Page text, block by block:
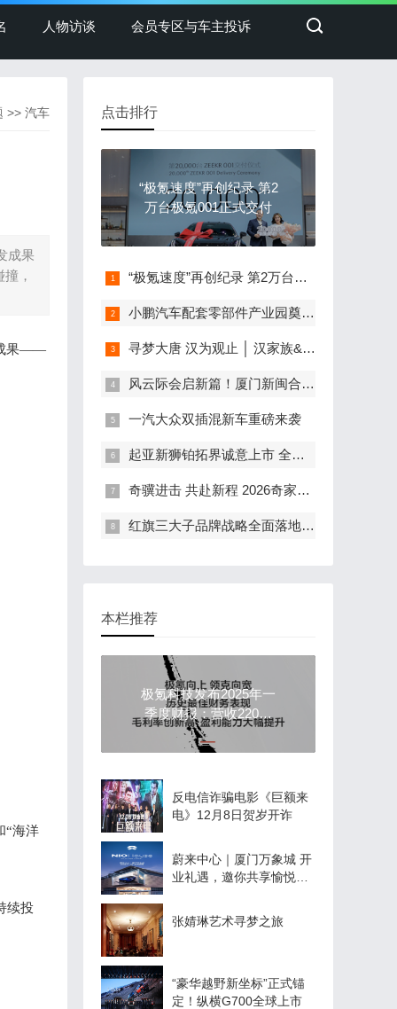
人物访谈 会员专区与车主投诉
>> 汽车
成果
，
果——
“海洋
续投
点击排行
“极氪速度”再创纪录 第2
万台极氪001正式交付
“极氪速度”再创纪录 第2万台极氪001正式交付
小鹏汽车配套零部件产业园奠基，打造世界级新能源智能汽车集群
寻梦大唐 汉为观止 │ 汉家族&2022款唐EV新车上市发布会，敬请期待！
风云际会启新篇！厦门新闽合奇瑞风云体验中心盛大开业
一汽大众双插混新车重磅来袭
起亚新狮铂拓界诚意上市 全国统一“焕新一口价”10.99万元起
奇骥进击 共赴新程 2026奇家宴在福州盛大举行
红旗三大子品牌战略全面落地 豪华出行生态进阶新篇章
本栏推荐
极氪科技发布2025年一
季度财报：营收220亿
元，综合毛利率19.1%创
历史最高
反电信诈骗电影《巨额来
电》12月8日贺岁开诈
蔚来中心｜厦门万象城 开
业礼遇，邀你共享愉悦时
张婧琳艺术寻梦之旅
“豪华越野新坐标”正式锚
定！纵横G700全球上市